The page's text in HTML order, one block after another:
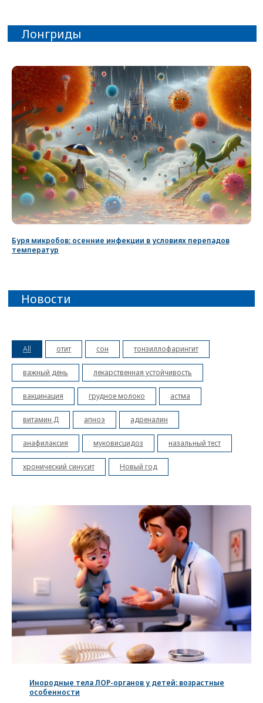
Буря микробов: осенние инфекции в условиях перепадов
температур
All отит сон тонзиллофарингит
важный день лекарственная устойчивость
вакцинация грудное молоко астма
витамин Д апноэ адреналин
анафилаксия муковисцидоз назальный тест
хронический синусит Новый год
Инородные тела ЛОР-органов у детей: возрастные
особенности